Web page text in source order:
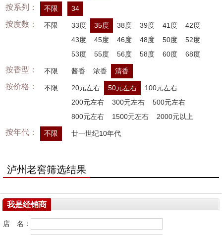
按系列： 不限 34
按度数： 不限 33度 35度 38度 39度 41度
42度
43度
45度 46度 48度 50度
52度
53度
55度 56度 58度 60度 68度
按香型： 不限 酱香 浓香 清香
按价格： 不限 20元左右 50元左右
100元左右
200元左右
300元左右
500元左右
800元左右
1500元左右 2000元以上
按年代： 不限 廿一世纪10年代
泸州老窖筛选结果
我是经销商
店 名：